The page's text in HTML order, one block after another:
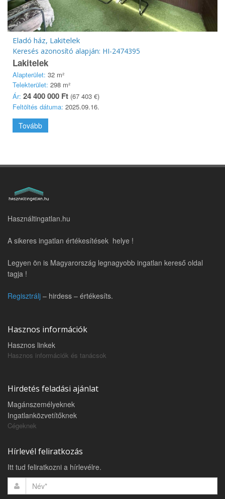
Eladó ház, Lakitelek
Keresés azonosító alapján: HI-2474395
Lakitelek
Alapterület: 32 m²
Telekterület: 298 m²
Ár: 24 400 000 Ft (67 403 €)
Feltöltés dátuma: 2025.09.16.
Tovább
Használtingatlan.hu
A sikeres ingatlan értékesítések helye !
Legyen ön is Magyarország legnagyobb ingatlan kereső oldal
tagja !
Regisztrálj – hirdess – értékesíts.
Hasznos információk
Hasznos linkek
Hasznos információk és tanácsok
Hirdetés feladási ajánlat
Magánszemélyeknek
Ingatlanközvetítőknek
Cégeknek
Hírlevél feliratkozás
Itt tud feliratkozni a hírlevélre.